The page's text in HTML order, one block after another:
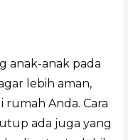
anak-anak pada
lebih aman,
rumah Anda. Cara
ada juga yang